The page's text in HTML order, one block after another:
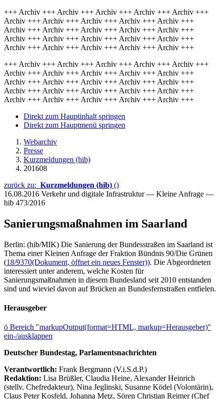
+++ Archiv +++ Archiv +++ Archiv +++ Archiv +++ Archiv +++
Archiv +++ Archiv +++ Archiv +++ Archiv +++ Archiv +++
Archiv +++ Archiv +++ Archiv +++ Archiv +++ Archiv +++
Archiv +++ Archiv +++ Archiv +++ Archiv +++ Archiv +++
Archiv +++ Archiv +++ Archiv +++ Archiv +++ Archiv +++
+++ Archiv +++ Archiv +++ Archiv +++ Archiv +++ Archiv +++
Archiv +++ Archiv +++ Archiv +++ Archiv +++ Archiv +++
Archiv +++ Archiv +++ Archiv +++ Archiv +++ Archiv +++
Archiv +++ Archiv +++ Archiv +++ Archiv +++ Archiv +++
Archiv +++ Archiv +++ Archiv +++ Archiv +++ Archiv +++
Direkt zum Hauptinhalt springen
Direkt zum Hauptmenü springen
Webarchiv
Presse
Kurzmeldungen (hib)
201608
zurück zu: Kurzmeldungen (hib) ()
16.08.2016 Verkehr und digitale Infrastruktur — Kleine Anfrage —
hib 473/2016
Sanierungsmaßnahmen im Saarland
Berlin: (hib/MIK) Die Sanierung der Bundesstraßen im Saarland ist
Thema einer Kleinen Anfrage der Fraktion Bündnis 90/Die Grünen
(18/9370(Dokument, öffnet ein neues Fenster)). Die Abgeordneten
interessiert unter anderem, welche Kosten für
Sanierungsmaßnahmen in diesem Bundesland seit 2010 entstanden
sind und wieviel davon auf Brücken an Bundesfernstraßen entfielen.
Herausgeber
ö Bereich "markupOutput(format=HTML, markup=Herausgeber)"
ein-/ausklappen
Deutscher Bundestag, Parlamentsnachrichten
Verantwortlich: Frank Bergmann (V.i.S.d.P.)
Redaktion: Lisa Brüßler, Claudia Heine, Alexander Heinrich
(stellv. Chefredakteur), Nina Jeglinski, Susanne Ködel (Volontärin),
Claus Peter Kosfeld, Johanna Metz, Sören Christian Reimer (Chef